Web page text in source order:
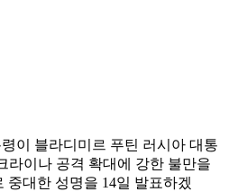
이 블라디미르 푸틴 러시아 대통
라이나 공격 확대에 강한 불만을
중대한 성명을 14일 발표하겠